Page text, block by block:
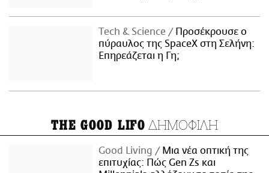
Τech & Science
Προσέκρουσε ο
πύραυλος της SpaceX στη Σελήνη:
Επηρεάζεται η Γη;
THE GOOD LIFO ΔΗΜΟΦΙΛΗ
Good Living
Μια νέα οπτική της
επιτυχίας: Πώς Gen Zs και